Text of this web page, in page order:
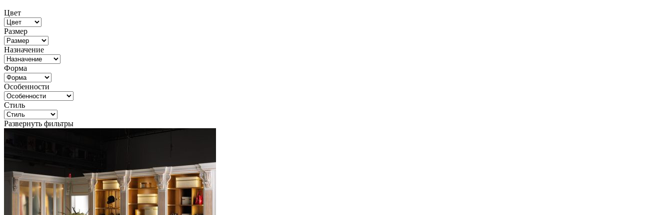
Цвет
Размер
Назначение
Форма
Особенности
Стиль
Развернуть фильтры